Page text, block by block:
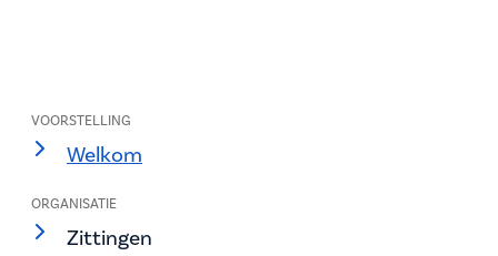
VOORSTELLING
Welkom
ORGANISATIE
Zittingen